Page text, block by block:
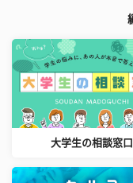
大学生の相談窓口